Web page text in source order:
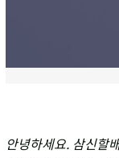
안녕하세요. 삼신할